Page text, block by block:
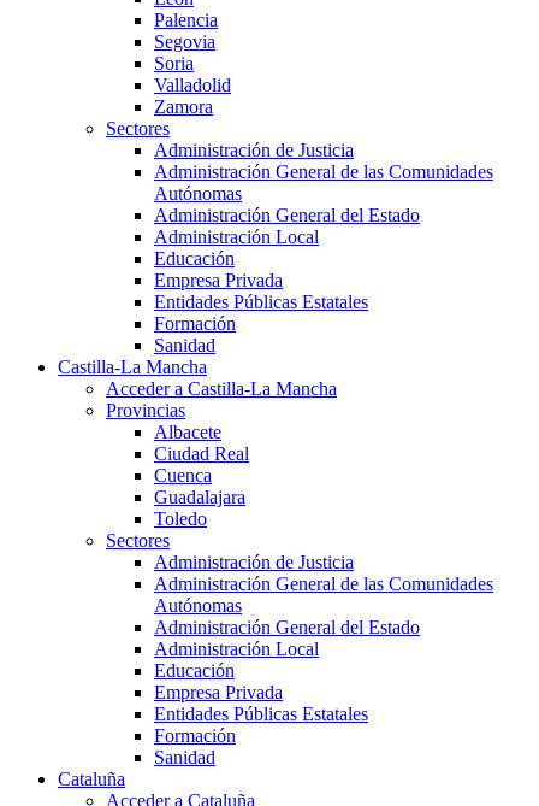
Palencia
Segovia
Soria
Valladolid
Zamora
Sectores
Administración de Justicia
Administración General de las Comunidades
Autónomas
Administración General del Estado
Administración Local
Educación
Empresa Privada
Entidades Públicas Estatales
Formación
Sanidad
Castilla-La Mancha
Acceder a Castilla-La Mancha
Provincias
Albacete
Ciudad Real
Cuenca
Guadalajara
Toledo
Sectores
Administración de Justicia
Administración General de las Comunidades
Autónomas
Administración General del Estado
Administración Local
Educación
Empresa Privada
Entidades Públicas Estatales
Formación
Sanidad
Cataluña
Acceder a Cataluña